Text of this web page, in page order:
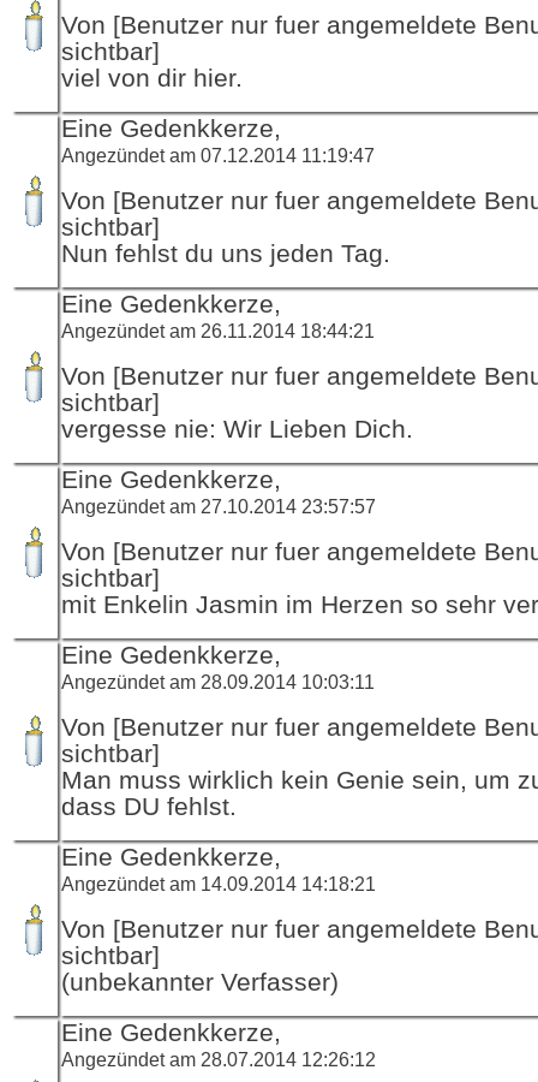
Von [Benutzer nur fuer angemeldete
sichtbar]
viel von dir hier.
Eine Gedenkkerze,
Angezündet am 07.12.2014 11:19:47
Von [Benutzer nur fuer angemeldete
sichtbar]
Nun fehlst du uns jeden Tag.
Eine Gedenkkerze,
Angezündet am 26.11.2014 18:44:21
Von [Benutzer nur fuer angemeldete
sichtbar]
vergesse nie: Wir Lieben Dich.
Eine Gedenkkerze,
Angezündet am 27.10.2014 23:57:57
Von [Benutzer nur fuer angemeldete
sichtbar]
mit Enkelin Jasmin im Herzen so sehr
Eine Gedenkkerze,
Angezündet am 28.09.2014 10:03:11
Von [Benutzer nur fuer angemeldete
sichtbar]
Man muss wirklich kein Genie sein, um
dass DU fehlst.
Eine Gedenkkerze,
Angezündet am 14.09.2014 14:18:21
Von [Benutzer nur fuer angemeldete
sichtbar]
(unbekannter Verfasser)
Eine Gedenkkerze,
Angezündet am 28.07.2014 12:26:12